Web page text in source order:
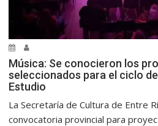
Música: Se conocieron los
seleccionados para el ciclo
Estudio
La Secretaría de Cultura de Entre
convocatoria provincial para